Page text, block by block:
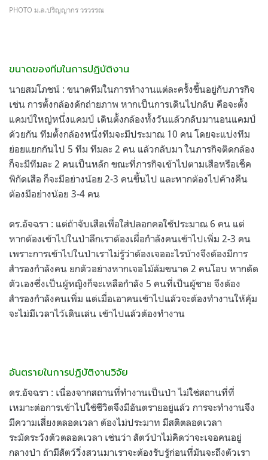
PHOTO ม.ล.ปริญญากร วรวรรณ
ขนาดของทีมในการปฏิบัติงาน
นายสมโภชน์ : ขนาดทีมในการทำงานแต่ละครั้งขึ้นอยู่กับภารกิจ
เช่น การตั้งกล้องดักถ่ายภาพ หากเป็นการเดินไปกลับ คือจะตั้ง
แคมป์ใหญ่หนึ่งแคมป์ เดินตั้งกล้องทั้งวันแล้วกลับมานอนแคมป์
ด้วยกัน ทีมตั้งกล้องหนึ่งทีมจะมีประมาณ 10 คน โดยจะแบ่งทีม
ย่อยแยกกันไป 5 ทีม ทีมละ 2 คน แล้วกลับมา ในภารกิจติดกล้อง
ก็จะมีทีมละ 2 คนเป็นหลัก ขณะที่ภารกิจเข้าไปตามเสือหรือเช็ค
พิกัดเสือ ก็จะมีอย่างน้อย 2-3 คนขึ้นไป และหากต้องไปค้างคืน
ต้องมีอย่างน้อย 3-4 คน
ดร.อัจฉรา : แต่ถ้าจับเสือเพื่อใส่ปลอกคอใช้ประมาณ 6 คน แต่
หากต้องเข้าไปในป่าลึกเราต้องเผื่อกำลังคนเข้าไปเพิ่ม 2-3 คน
เพราะการเข้าไปในป่าเราไม่รู้ว่าต้องเจออะไรบ้างจึงต้องมีการ
สำรองกำลังคน ยกตัวอย่างหากเจอไม้ล้มขนาด 2 คนโอบ หากตัด
ตัวเองซึ่งเป็นผู้หญิงก็จะเหลือกำลัง 5 คนที่เป็นผู้ชาย จึงต้อง
สำรองกำลังคนเพิ่ม แต่เมื่อเอาคนเข้าไปแล้วจะต้องทำงานให้คุ้ม
จะไม่มีเวลาไว้เดินเล่น เข้าไปแล้วต้องทำงาน
อันตรายในการปฏิบัติงานวิจัย
ดร.อัจฉรา : เนื่องจากสถานที่ทำงานเป็นป่า ไม่ใช่สถานที่ที่
เหมาะต่อการเข้าไปใช้ชีวิตจึงมีอันตรายอยู่แล้ว การจะทำงานจึง
มีความเสี่ยงตลอดเวลา ต้องไม่ประมาท มีสติตลอดเวลา
ระมัดระวังตัวตลอดเวลา เช่นว่า สัตว์ป่าไม่คิดว่าจะเจอคนอยู่
กลางป่า ถ้ามีสัตว์วิ่งสวนมาเราจะต้องรับรู้ก่อนที่มันจะถึงตัวเรา